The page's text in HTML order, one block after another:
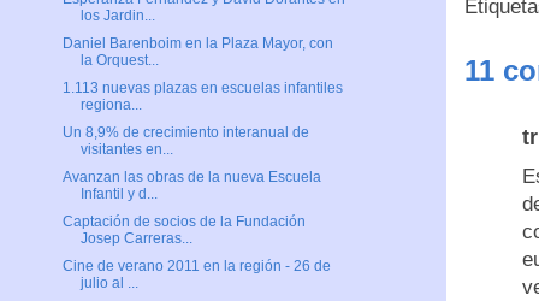
11
los Jardin...
Daniel Barenboim en la Plaza Mayor, con
la Orquest...
1.113 nuevas plazas en escuelas infantiles
regiona...
Un 8,9% de crecimiento interanual de
visitantes en...
Avanzan las obras de la nueva Escuela
Infantil y d...
Captación de socios de la Fundación
Josep Carreras...
Cine de verano 2011 en la región - 26 de
julio al ...